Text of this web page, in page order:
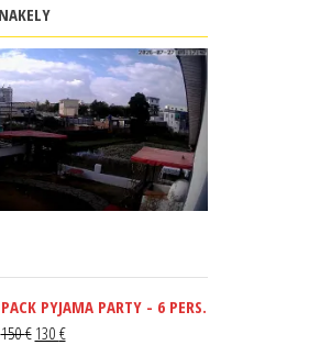
PACK PYJAMA PARTY - 6 PERS.
150€ LE
130 €LE